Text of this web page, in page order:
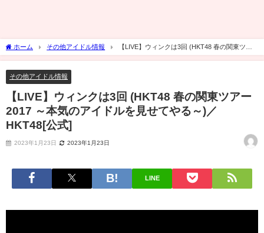
ホーム その他アイドル情報
【LIVE】ウィンクは3回 (HKT48 春の関東ツア
ー2017 ～本気のアイドルを見せてやる～)／HKT48[公式]
その他アイドル情報
【LIVE】ウィンクは3回 (HKT48 春の関東ツアー
2017 ～本気のアイドルを見せてやる～)／
HKT48[公式]
2023年1月23日 2023年1月23日
LINE